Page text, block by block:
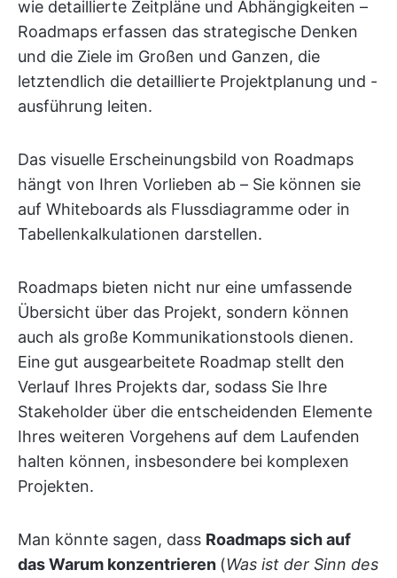
wie detaillierte Zeitpläne und Abhängigkeiten –
Roadmaps erfassen das strategische Denken
und die Ziele im Großen und Ganzen, die
letztendlich die detaillierte Projektplanung und -
ausführung leiten.
Das visuelle Erscheinungsbild von Roadmaps
hängt von Ihren Vorlieben ab – Sie können sie
auf Whiteboards als Flussdiagramme oder in
Tabellenkalkulationen darstellen.
Roadmaps bieten nicht nur eine umfassende
Übersicht über das Projekt, sondern können
auch als große Kommunikationstools dienen.
Eine gut ausgearbeitete Roadmap stellt den
Verlauf Ihres Projekts dar, sodass Sie Ihre
Stakeholder über die entscheidenden Elemente
Ihres weiteren Vorgehens auf dem Laufenden
halten können, insbesondere bei komplexen
Projekten.
Man könnte sagen, dass Roadmaps sich auf
das Warum konzentrieren (Was ist der Sinn des